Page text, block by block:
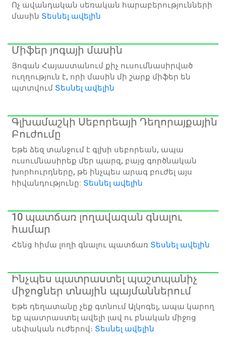
Ոչ ավանդական սեռական հարաբերությունների
մասին Տեսնել ավելին
Միֆեր յոգայի մասին
Յոգան Հայաստանում քիչ ուսումնասիրված
ուղղություն է, որի մասին մի շարք միֆեր են
պտտվում Տեսնել ավելին
Գլխամաշկի Սեբորեայի Դեղորայքային
Բուժումը
Եթե ձեզ տանջում է գլխի սեբորեան, ապա
ուսումնասիրեք մեր պարզ, բայց գործնական
խորհուրդները, թե ինչպես արագ բուժել այս
հիվանդությունը: Տեսնել ավելին
10 պատճառ լողավազան գնալու
համար
Հենց հիմա լողի գնալու պատճառ Տեսնել ավելին
Ինչպես պատրաստել պաշտպանիչ
միջոցներ տնային պայմաններում
Եթե դեղատանը չեք գտնում Ալկոգել, ապա կարող
եք պատրաստել ավելի լավ ու բնական միջոց
սեփական ուժերով։ Տեսնել ավելին